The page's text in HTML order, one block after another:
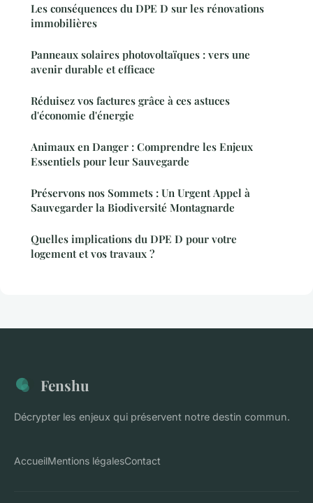
Les conséquences du DPE D sur les rénovations
immobilières
Panneaux solaires photovoltaïques : vers une
avenir durable et efficace
Réduisez vos factures grâce à ces astuces
d'économie d'énergie
Animaux en Danger : Comprendre les Enjeux
Essentiels pour leur Sauvegarde
Préservons nos Sommets : Un Urgent Appel à
Sauvegarder la Biodiversité Montagnarde
Quelles implications du DPE D pour votre
logement et vos travaux ?
Fenshu
Décrypter les enjeux qui préservent notre destin commun.
AccueilMentions légalesContact